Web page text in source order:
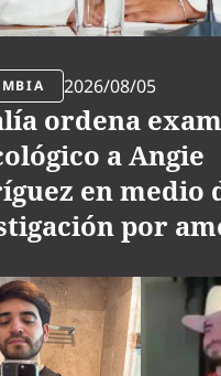
2026/08/05
ordena
a Angie
en medio
por